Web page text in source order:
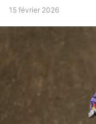
15 février 2026